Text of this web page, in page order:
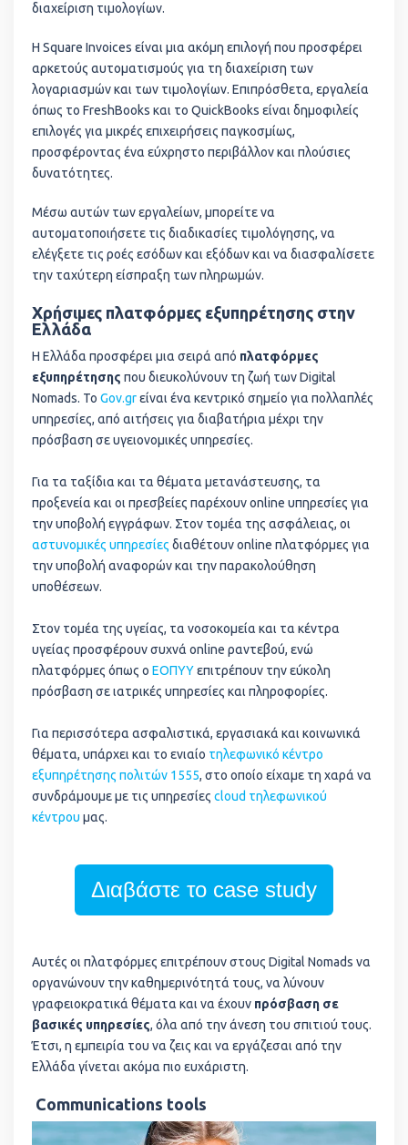
διαχείριση τιμολογίων.
Η Square Invoices είναι μια ακόμη επιλογή που προσφέρει
αρκετούς αυτοματισμούς για τη διαχείριση των
λογαριασμών και των τιμολογίων. Επιπρόσθετα, εργαλεία
όπως το FreshBooks και το QuickBooks είναι δημοφιλείς
επιλογές για μικρές επιχειρήσεις παγκοσμίως,
προσφέροντας ένα εύχρηστο περιβάλλον και πλούσιες
δυνατότητες.
Μέσω αυτών των εργαλείων, μπορείτε να
αυτοματοποιήσετε τις διαδικασίες τιμολόγησης, να
ελέγξετε τις ροές εσόδων και εξόδων και να διασφαλίσετε
την ταχύτερη είσπραξη των πληρωμών.
Χρήσιμες πλατφόρμες εξυπηρέτησης στην
Ελλάδα
Η Ελλάδα προσφέρει μια σειρά από πλατφόρμες
εξυπηρέτησης που διευκολύνουν τη ζωή των Digital
Nomads. Το Gov.grείναι ένα κεντρικό σημείο για πολλαπλές
υπηρεσίες, από αιτήσεις για διαβατήρια μέχρι την
πρόσβαση σε υγειονομικές υπηρεσίες.
Για τα ταξίδια και τα θέματα μετανάστευσης, τα
προξενεία και οι πρεσβείες παρέχουν online υπηρεσίες για
την υποβολή εγγράφων. Στον τομέα της ασφάλειας, οι
αστυνομικές υπηρεσίες διαθέτουν online πλατφόρμες για
την υποβολή αναφορών και την παρακολούθηση
υποθέσεων.
Στον τομέα της υγείας, τα νοσοκομεία και τα κέντρα
υγείας προσφέρουν συχνά online ραντεβού, ενώ
πλατφόρμες όπως ο ΕΟΠΥΥεπιτρέπουν την εύκολη
πρόσβαση σε ιατρικές υπηρεσίες και πληροφορίες.
Για περισσότερα ασφαλιστικά, εργασιακά και κοινωνικά
θέματα, υπάρχει και το ενιαίο τηλεφωνικό κέντρο
εξυπηρέτησης πολιτών 1555, στο οποίο είχαμε τη χαρά να
συνδράμουμε με τις υπηρεσίες cloud τηλεφωνικού
κέντρου μας.
Διαβάστε το case study
Αυτές οι πλατφόρμες επιτρέπουν στους Digital Nomads να
οργανώνουν την καθημερινότητά τους, να λύνουν
γραφειοκρατικά θέματα και να έχουν πρόσβαση σε
βασικές υπηρεσίες, όλα από την άνεση του σπιτιού τους.
Έτσι, η εμπειρία του να ζεις και να εργάζεσαι από την
Ελλάδα γίνεται ακόμα πιο ευχάριστη.
Communications tools